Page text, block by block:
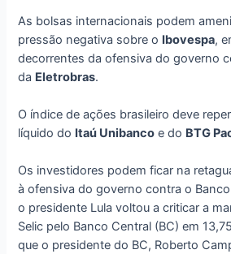
As bolsas internacionais podem
pressão negativa sobre o Ibovespa,
decorrentes da ofensiva do governo
da Eletrobras.
O índice de ações brasileiro deve
líquido do Itaú Unibanco e do BTG
Os investidores podem ficar na
à ofensiva do governo contra o
o presidente Lula voltou a criticar a
Selic pelo Banco Central (BC) em
que o presidente do BC, Roberto